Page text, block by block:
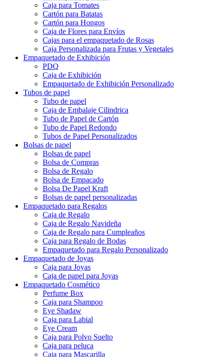
Caja para Tomates
Cartón para Batatas
Cartón para Hongos
Caja de Flores para Envíos
Cajas para el empaquetado de Rosas
Caja Personalizada para Frutas y Vegetales
Empaquetado de Exhibición
PDQ
Caja de Exhibición
Empaquetado de Exhibición Personalizado
Tubos de papel
Tubo de papel
Caja de Embalaje Cilindrica
Tubo de Papel de Cartón
Tubo de Papel Redondo
Tubos de Papel Personalizados
Bolsas de papel
Bolsas de papel
Bolsa de Compras
Bolsa de Regalo
Bolsa de Empacado
Bolsa De Papel Kraft
Bolsas de papel personalizadas
Empaquetado para Regalos
Caja de Regalo
Caja de Regalo Navideña
Caja de Regalo para Cumpleaños
Caja para Regalo de Bodas
Empaquetado para Regalo Personalizado
Empaquetado de Joyas
Caja para Joyas
Caja de papel para Joyas
Empaquetado Cosmético
Perfume Box
Caja para Shampoo
Eye Shadaw
Caja para Labial
Eye Cream
Caja para Polvo Suelto
Caja para peluca
Caja para Mascarilla